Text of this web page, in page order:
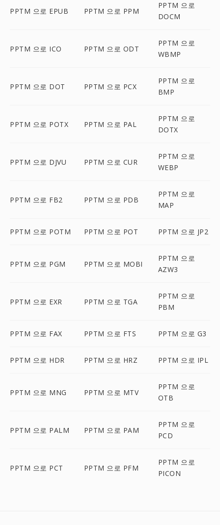
PPTM 으로 EPUB PPTM 으로 PPM
PPTM 으로
DOCM
PPTM 으로 ICO PPTM 으로 ODT
PPTM 으로
WBMP
PPTM 으로 DOT PPTM 으로 PCX
PPTM 으로
BMP
PPTM 으로 POTX PPTM 으로 PAL
PPTM 으로
DOTX
PPTM 으로 DJVU PPTM 으로 CUR
PPTM 으로
WEBP
PPTM 으로 FB2 PPTM 으로 PDB
PPTM 으로
MAP
PPTM 으로 POTM PPTM 으로 POT PPTM 으로 JP2
PPTM 으로 PGM PPTM 으로 MOBI
PPTM 으로
AZW3
PPTM 으로 EXR PPTM 으로 TGA
PPTM 으로
PBM
PPTM 으로 FAX PPTM 으로 FTS PPTM 으로 G3
PPTM 으로 HDR PPTM 으로 HRZ PPTM 으로 IPL
PPTM 으로 MNG PPTM 으로 MTV
PPTM 으로
OTB
PPTM 으로 PALM PPTM 으로 PAM
PPTM 으로
PCD
PPTM 으로 PCT PPTM 으로 PFM
PPTM 으로
PICON